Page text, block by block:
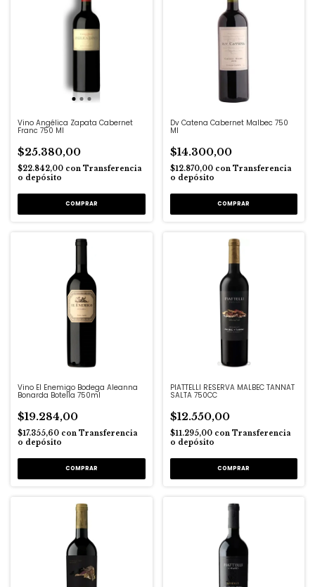
Vino Angélica Zapata Cabernet
Franc 750 Ml
$25.380,00
$22.842,00 con Transferencia
o depósito
Dv Catena Cabernet Malbec 750
Ml
$14.300,00
$12.870,00 con Transferencia
o depósito
Vino El Enemigo Bodega Aleanna
Bonarda Botella 750ml
$19.284,00
$17.355,60 con Transferencia
o depósito
PIATTELLI RESERVA MALBEC TANNAT
SALTA 750CC
$12.550,00
$11.295,00 con Transferencia
o depósito